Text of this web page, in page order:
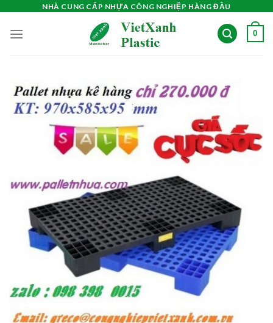
content
NHÀ CUNG CẤP NHỰA CÔNG NGHIỆP HÀNG ĐẦU
0